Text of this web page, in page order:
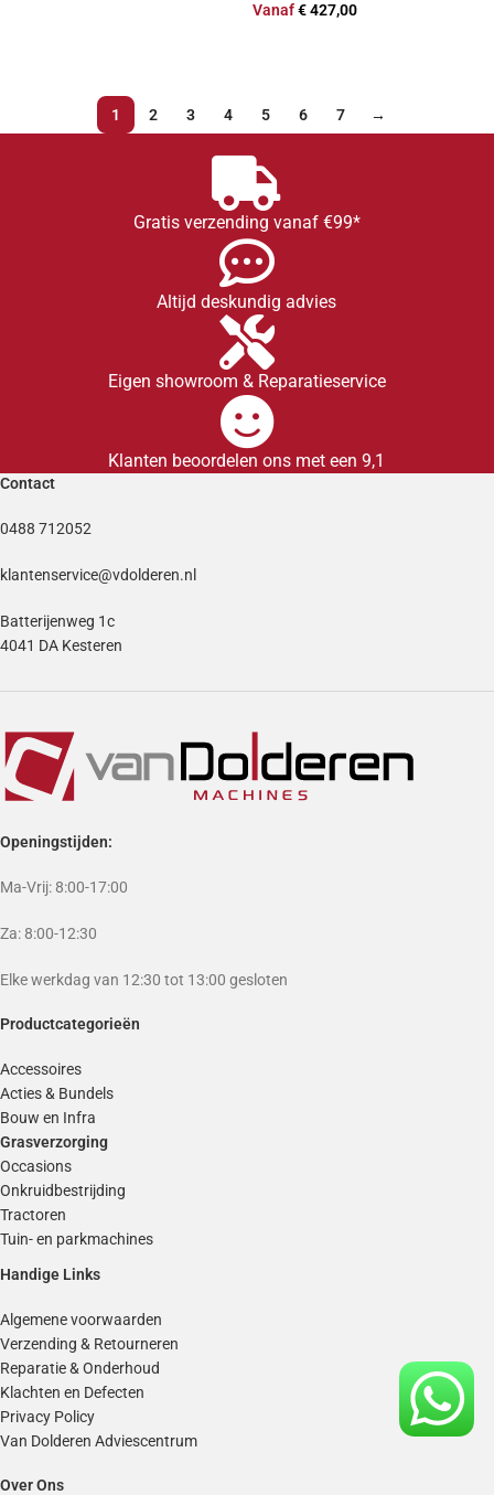
Vanaf€427,00
1 2 3 4 5 6 7 →
Gratis verzending vanaf €99*
Altijd deskundig advies
Eigen showroom & Reparatieservice
Klanten beoordelen ons met een 9,1
Contact
0488 712052
klantenservice@vdolderen.nl
Batterijenweg 1c
4041 DA Kesteren
Openingstijden:
Ma-Vrij: 8:00-17:00
Za: 8:00-12:30
Elke werkdag van 12:30 tot 13:00 gesloten
Productcategorieën
Accessoires
Acties & Bundels
Bouw en Infra
Grasverzorging
Occasions
Onkruidbestrijding
Tractoren
Tuin- en parkmachines
Handige Links
Algemene voorwaarden
Verzending & Retourneren
Reparatie & Onderhoud
Klachten en Defecten
Privacy Policy
Van Dolderen Adviescentrum
Over Ons